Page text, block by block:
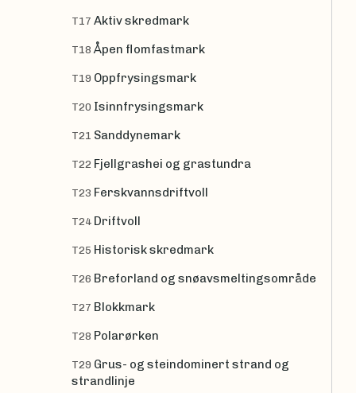
T17 Aktiv skredmark
T18Åpen flomfastmark
T19 Oppfrysingsmark
T20 Isinnfrysingsmark
T21 Sanddynemark
T22 Fjellgrashei og grastundra
T23 Ferskvannsdriftvoll
T24 Driftvoll
T25 Historisk skredmark
T26 Breforland og snøavsmeltingsområde
T27 Blokkmark
T28 Polarørken
T29 Grus- og steindominert strand og
strandlinje